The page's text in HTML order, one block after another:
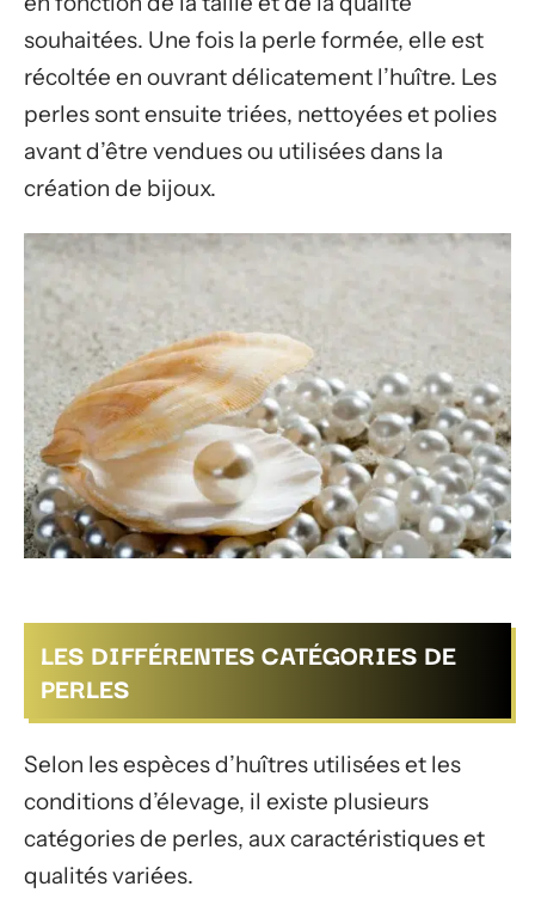
souhaitées. Une fois la perle formée, elle est
récoltée en ouvrant délicatement l’huître. Les
perles sont ensuite triées, nettoyées et polies
avant d’être vendues ou utilisées dans la
création de bijoux.
LES DIFFÉRENTES CATÉGORIES DE
PERLES
Selon les espèces d’huîtres utilisées et les
conditions d’élevage, il existe plusieurs
catégories de perles, aux caractéristiques et
qualités variées.